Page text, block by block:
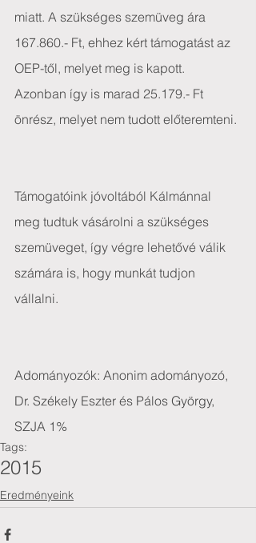
miatt. A szükséges szemüveg ára
167.860.- Ft, ehhez kért támogatást az
OEP-től, melyet meg is kapott.
Azonban így is marad 25.179.- Ft
önrész, melyet nem tudott előteremteni.
Támogatóink jóvoltából Kálmánnal
meg tudtuk vásárolni a szükséges
szemüveget, így végre lehetővé válik
számára is, hogy munkát tudjon
vállalni.
Adományozók: Anonim adományozó,
Dr. Székely Eszter és Pálos György,
SZJA 1%
Tags:
2015
Eredményeink